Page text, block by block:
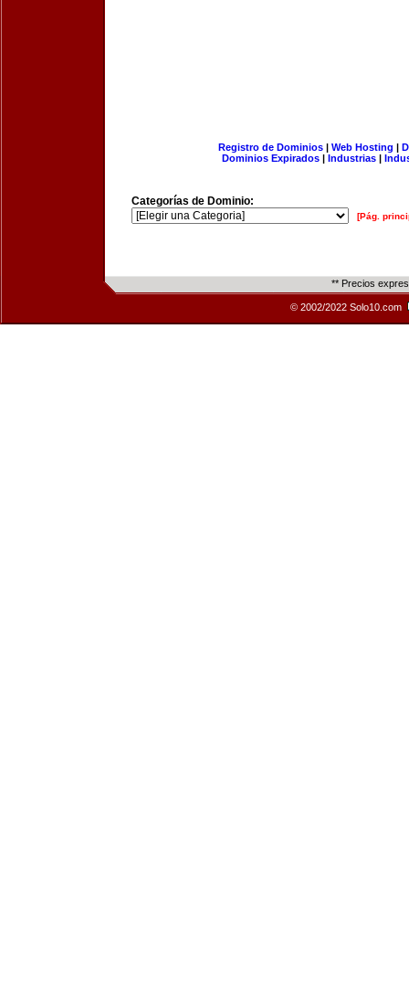
Registro de Dominios| Web Hosting |
Dominios Expirados | Industrias |
Categorías de Dominio:
[Pág.
** Precios
© 2002/2022 Solo10.com